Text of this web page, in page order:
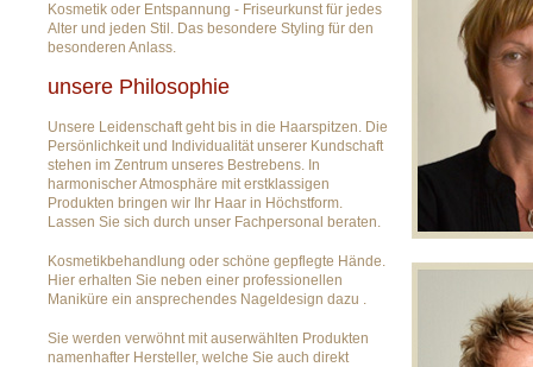
Kosmetik oder Entspannung - Friseurkunst für jedes
Alter und jeden Stil. Das besondere Styling für den
besonderen Anlass.
unsere Philosophie
Unsere Leidenschaft geht bis in die Haarspitzen. Die
Persönlichkeit und Individualität unserer Kundschaft
stehen im Zentrum unseres Bestrebens. In
harmonischer Atmosphäre mit erstklassigen
Produkten bringen wir Ihr Haar in Höchstform.
Lassen Sie sich durch unser Fachpersonal beraten.
Kosmetikbehandlung oder schöne gepflegte Hände.
Hier erhalten Sie neben einer professionellen
Maniküre ein ansprechendes Nageldesign dazu .
Sie werden verwöhnt mit auserwählten Produkten
namenhafter Hersteller, welche Sie auch direkt